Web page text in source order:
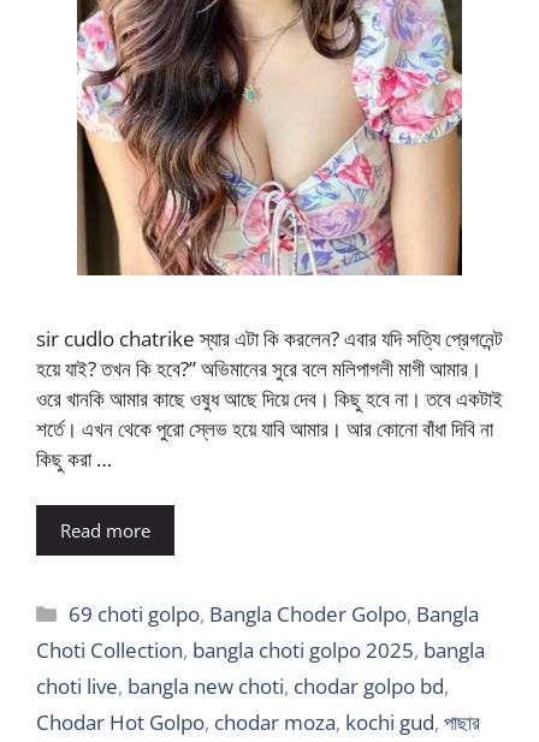
sir cudlo chatrike স্যার এটা কি করলেন? এবার যদি সত্যি প্রেগনেন্ট
হয়ে যাই? তখন কি হবে?” অভিমানের সুরে বলে মলিপাগলী মাগী আমার।
ওরে খানকি আমার কাছে ওষুধ আছে দিয়ে দেব। কিছু হবে না। তবে একটাই
শর্তে। এখন থেকে পুরো স্লেভ হয়ে যাবি আমার। আর কোনো বাঁধা দিবি না
কিছু করা …
Read more
Categories
69 choti golpo, Bangla Choder Golpo, Bangla
Choti Collection, bangla choti golpo 2025, bangla
choti live, bangla new choti, chodar golpo bd,
Chodar Hot Golpo, chodar moza, kochi gud, পাছার